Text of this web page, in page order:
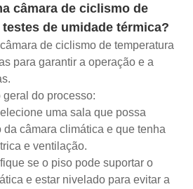
câmara de ciclismo de
de umidade térmica?
de ciclismo de temperatura
para garantir a operação e a
do processo:
uma sala que possa
câmara climática e que tenha
e ventilação.
se o piso pode suportar o
e estar nivelado para evitar a